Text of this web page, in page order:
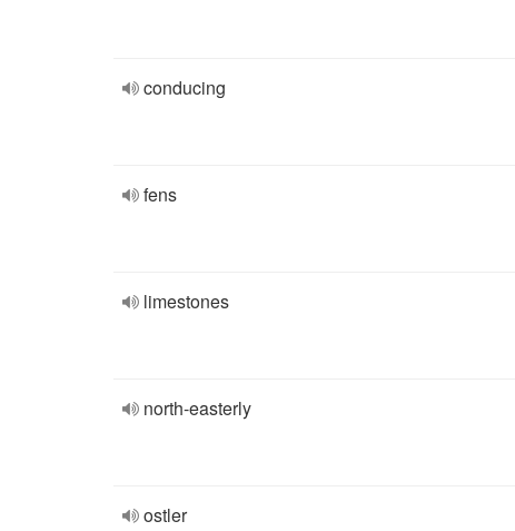
conducing
fens
limestones
north-easterly
ostler